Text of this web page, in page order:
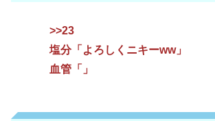
>>23
塩分「よろしくニキーww」
血管「」